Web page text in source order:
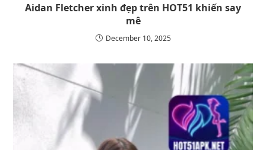
Aidan Fletcher xinh đẹp trên HOT51 khiến say
mê
December 10, 2025